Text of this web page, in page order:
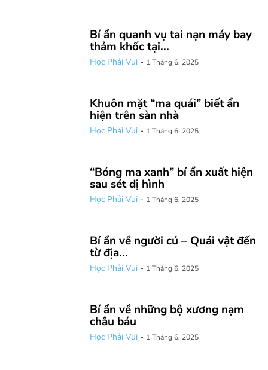
Bí ẩn quanh vụ tai nạn máy bay
thảm khốc tại...
Học Phải Vui - 1 Tháng 6, 2025
Khuôn mặt “ma quái” biết ẩn
hiện trên sàn nhà
Học Phải Vui - 1 Tháng 6, 2025
“Bóng ma xanh” bí ẩn xuất hiện
sau sét dị hình
Học Phải Vui - 1 Tháng 6, 2025
Bí ẩn về người cú – Quái vật đến
từ địa...
Học Phải Vui - 1 Tháng 6, 2025
Bí ẩn về những bộ xương nạm
châu báu
Học Phải Vui - 1 Tháng 6, 2025